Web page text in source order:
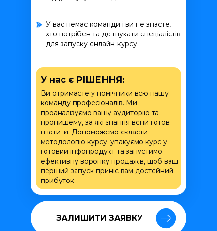
У нас є РІШЕННЯ:
Ви отримаєте у помічники всю нашу
команду професіоналів. Ми
проаналізуємо вашу аудиторію та
пропишему, за які знання вони готові
платити. Допоможемо скласти
методологію курсу, упакуємо курс у
готовий інфопродукт та запустимо
ефективну воронку продажів, щоб ваш
перший запуск приніс вам достойний
прибуток
У вас немає команди і ви не знаєте,
хто потрібен та де шукати спеціалістів
для запуску онлайн-курсу
ЗАЛИШИТИ ЗАЯВКУ
ЗАЛИШИТИ ЗАЯВКУ